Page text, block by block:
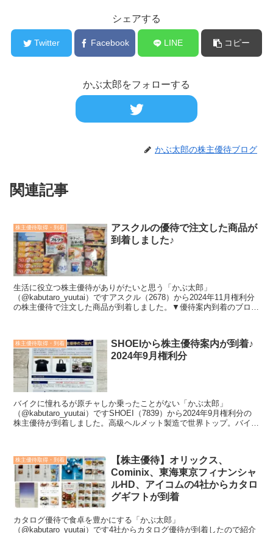
シェアする
Twitter Facebook LINE コピー
かぶ太郎をフォローする
かぶ太郎の株主優待ブログ
関連記事
株主優待取得・到着
アスクルの優待で注文した商品が
到着しました♪
生活に役立つ株主優待がありがたいと思う「かぶ太郎」
（@kabutaro_yuutai）ですアスクル（2678）から2024年11月権利分
の株主優待で注文した商品が到着しました。▼優待案内到着のブログ
株主優待取得・到着
SHOEIから株主優待案内が到着♪
2024年9月権利分
バイクに憧れるが原チャしか乗ったことがない「かぶ太郎」
（@kabutaro_yuutai）ですSHOEI（7839）から2024年9月権利分の
株主優待が到着しました。高級ヘルメット製造で世界トップ。バイク
株主優待取得・到着
【株主優待】オリックス、
Cominix、東海東京フィナンシャ
ルHD、アイコムの4社からカタロ
グギフトが到着
カタログ優待で食卓を豊かにする「かぶ太郎」
（@kabutaro_yuutai）です4社からカタログ優待が到着したので紹介